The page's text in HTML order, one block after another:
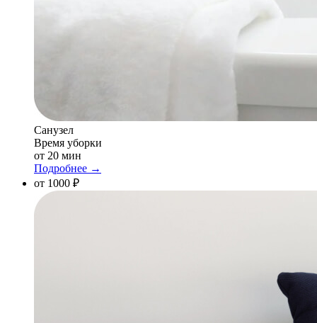
Санузел
Время уборки
от 20 мин
Подробнее →
от 1000 ₽